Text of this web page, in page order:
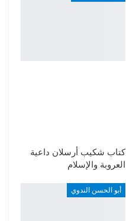
كتاب شكيب أرسلان داعية
العروبة والإسلام
أبو الحسن الندوي